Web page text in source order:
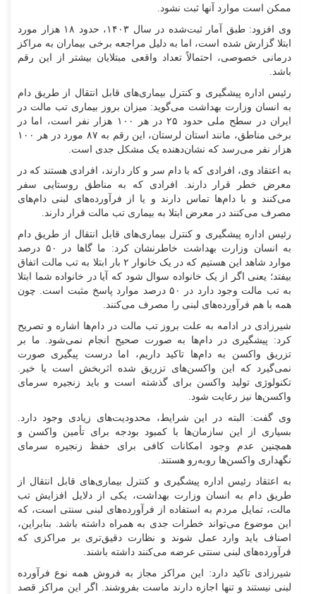
ممکن است موارد آنها ثبت نشود.
وی افزود: طبق آمار ثبت‌شده در سال ۱۴۰۳، حدود ۱۸ هزار مورد
ابتلا گزارش شده است، اما به دلیل مراجعه برخی بیماران به مراکز
درمانی خصوصی، احتمالاً تعداد واقعی مبتلایان بیشتر از این رقم
باشد.
رئیس اداره پیشگیری و کنترل بیماری‌های قابل انتقال از طریق دام
به انسان وزارت بهداشت می‌گوید: میزان بروز بیماری تب مالت در
ایران در سطح ملی حدود ۲۵ در هر ۱۰۰ هزار نفر است، اما در
برخی مناطق، مانند استان لرستان، این رقم به ۸۷ مورد در هر ۱۰۰
هزار نفر می‌رسد که نشان‌دهنده یک مشکل جدی است.
به اعتقاد وی، افرادی که با دام سر و کار دارند، افرادی هستند که در
معرض خطر قرار دارند. افرادی که به مناطق روستایی سفر
می‌کنند و با دام‌ها تماس دارند و یا از فرآورده‌های لبنی دام‌های
مصرف می‌کنند در معرض ابتلا به بیماری تب مالت قرار دارند.
رئیس اداره پیشگیری و کنترل بیماری‌های قابل انتقال از طریق دام
به انسان وزارت بهداشت خاطرنشان کرد: ما گا‌ها در ۵۰ درصد
موارد شاهد این هستیم که در یک خانوار ۲ بار ابتلا به تب مالت اتفاق
بیفتد؛ یعنی اگر از یک خانواده سوال شود که آیا در خانواده شما ابتلا
به تب مالت وجود دارد در ۵۰ درصد موارد پاسخ مثبت است. چون
همه با هم فرآورده‌های لبنی را مصرف می‌کنند.
شیرزادی در ادامه به علت بروز تب مالت در دام‌ها اشاره و تصریح
کرد: پیشگیری در دام‌ها به صورت صحیح انجام نمی‌شود. ما بر
تزریق واکسن به دام‌ها تاکید داریم، اما درست پیگیری صورت
نمی‌گیرد که این واکسن‌های تزریق شده اثربخش است یا خیر.
تکنولوژی تولید واکسن برای گذشته است و باید زنجیره سرمای
واکسن‌ها نیز رعایت شود.
وی گفت: البته در این شرایط، محدودیت‌های زیادی وجود دارد.
بسیاری از این سازمان‌ها با کمبود بودجه برای تأمین واکسن و
همچنین عدم وجود امکانات کافی برای حفظ زنجیره سرمای
نگهداری واکسن‌ها روبه‌رو هستند.
به اعتقاد رئیس اداره پیشگیری و کنترل بیماری‌های قابل انتقال از
طریق دام به انسان وزارت بهداشت، یکی از دلایل افزایش تب
مالت، تمایل مردم به استفاده از فرآورده‌های لبنی سنتی است، که
این موضوع می‌تواند خطرات جدی به همراه داشته باشد. بنابراین،
اصناف باید وارد عمل شوند و نظارت دقیق‌تری بر مراکزی که
فرآورده‌های لبنی سنتی عرضه می‌کنند داشته باشند.
شیرزادی تاکید دارد: این مراکز مجاز به فروش همه نوع فرآورده
لبنی نیستند و تنها اجازه دارند ماست بفروشند. اگر این مراکز قصد